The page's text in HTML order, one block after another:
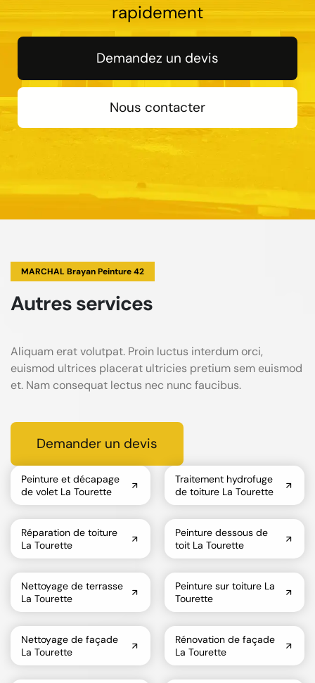
rapidement
Demandez un devis
Nous contacter
MARCHAL Brayan Peinture 42
Autres services
Aliquam erat volutpat. Proin luctus interdum orci,
euismod ultrices placerat ultricies pretium sem euismod
et. Nam consequat lectus nec nunc faucibus.
Demander un devis
Peinture et décapage
de volet La Tourette
Traitement hydrofuge
de toiture La Tourette
Réparation de toiture
La Tourette
Peinture dessous de
toit La Tourette
Nettoyage de terrasse
La Tourette
Peinture sur toiture La
Tourette
Nettoyage de façade
La Tourette
Rénovation de façade
La Tourette